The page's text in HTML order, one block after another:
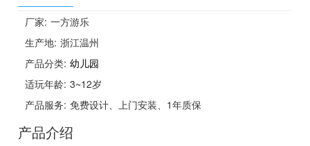
厂家: 一方游乐
生产地: 浙江温州
产品分类: 幼儿园
适玩年龄: 3~12岁
产品服务: 免费设计、上门安装、1年质保
产品介绍